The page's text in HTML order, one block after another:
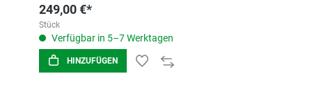
249,00 €*
Stück
Verfügbar in 5–7 Werktagen
HINZUFÜGEN